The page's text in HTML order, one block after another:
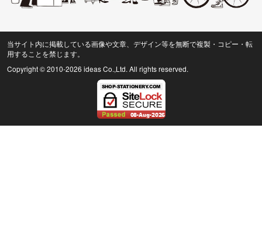
当サイト内に掲載している画像や文章、デザイン等を無断で複製・コピー・転
用することを禁じます。
Copyright © 2010-2026 ideas Co.,Ltd. All rights reserved.